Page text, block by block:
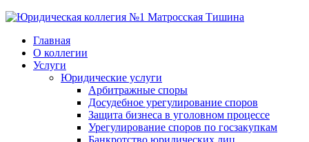
Главная
О коллегии
Услуги
Юридические услуги
Арбитражные споры
Досудебное урегулирование споров
Защита бизнеса в уголовном процессе
Урегулирование споров по госзакупкам
Банкротство юридических лиц